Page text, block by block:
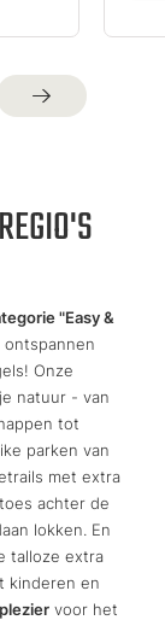
"Easy &
Onze
natuur - van
tot
parken van
met extra
achter de
lokken. En
talloze extra
kinderen en
voor het